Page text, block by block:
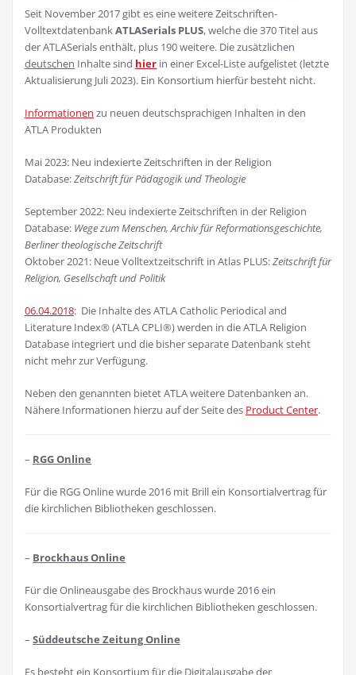
Seit November 2017 gibt es eine weitere Zeitschriften-
VolltextdatenbankATLASerials PLUS, welche die 370 Titel aus
der ATLASerials enthält, plus 190 weitere. Die zusätzlichen
deutschen Inhalte sind hier in einer Excel-Liste aufgelistet (letzte
Aktualisierung Juli 2023). Ein Konsortium hierfür besteht nicht.
Informationen zu neuen deutschsprachigen Inhalten in den
ATLA Produkten
Mai 2023: Neu indexierte Zeitschriften in der Religion
Database:Zeitschrift für Pädagogik und Theologie
September 2022: Neu indexierte Zeitschriften in der Religion
Database: Wege zum Menschen, Archiv für Reformationsgeschichte,
Berliner theologische Zeitschrift
Oktober 2021: Neue Volltextzeitschrift in Atlas PLUS:Zeitschrift für
Religion, Gesellschaft und Politik
06.04.2018: Die Inhalte des ATLA Catholic Periodical and
Literature Index® (ATLA CPLI®) werden in die ATLA Religion
Database integriert und die bisher separate Datenbank steht
nicht mehr zur Verfügung.
Neben den genannten bietet ATLA weitere Datenbanken an.
Nähere Informationen hierzu auf der Seite des Product Center.
– RGG Online
Für die RGG Online wurde 2016 mit Brill ein Konsortialvertrag für
die kirchlichen Bibliotheken geschlossen.
– Brockhaus Online
Für die Onlineausgabe des Brockhaus wurde 2016 ein
Konsortialvertrag für die kirchlichen Bibliotheken geschlossen.
– Süddeutsche Zeitung Online
Es besteht ein Konsortium für die Digitalausgabe der